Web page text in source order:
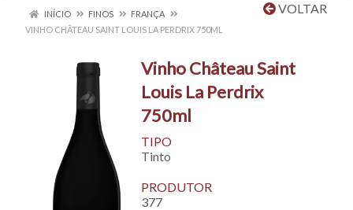
VOLTAR
INÍCIO FINOS
FRANÇA
VINHO CHÂTEAU SAINT LOUIS LA PERDRIX 750ML
Vinho Château Saint
Louis La Perdrix
750ml
TIPO
Tinto
PRODUTOR
377